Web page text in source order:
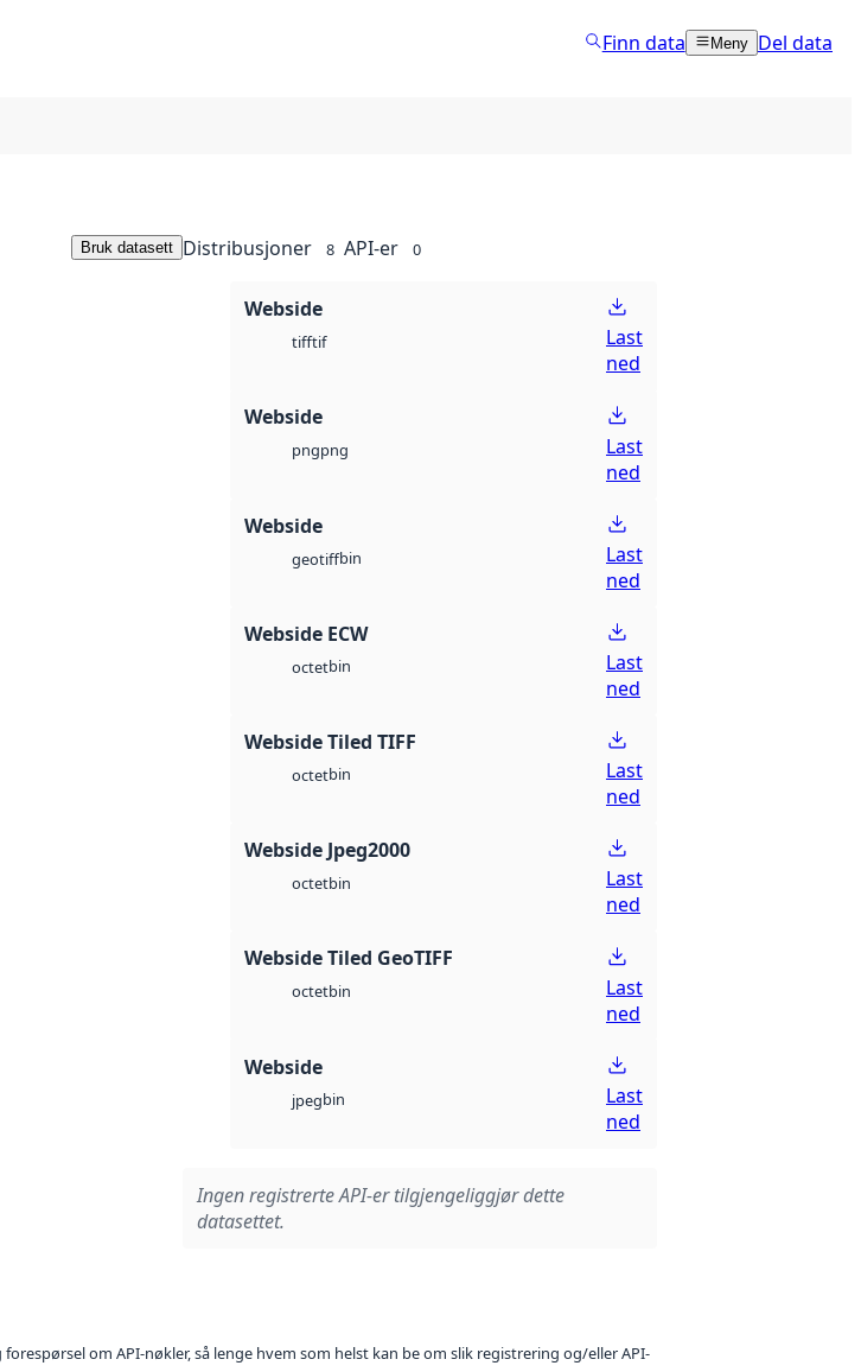
Finn data Meny Del data
Bruk datasett Distribusjoner 8 API-er 0
Webside
tifftif
Last
ned
Webside
pngpng
Last
ned
Webside
geotiffbin
Last
ned
Webside ECW
octetbin
Last
ned
Webside Tiled TIFF
octetbin
Last
ned
Webside Jpeg2000
octetbin
Last
ned
Webside Tiled GeoTIFF
octetbin
Last
ned
Webside
jpegbin
Last
ned
Ingen registrerte API-er tilgjengeliggjør dette
datasettet.
om API-nøkler, så lenge hvem som helst kan be om slik registrering og/eller API-